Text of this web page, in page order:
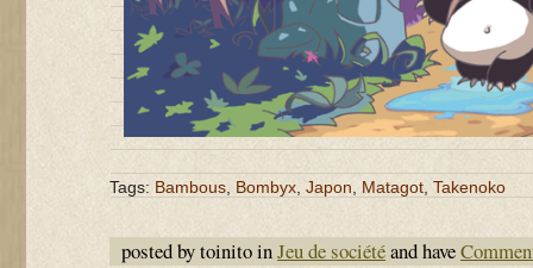
Tags: Bambous Bombyx Japon Matagot Takenoko
posted by toinito inJeu de sociétéand have